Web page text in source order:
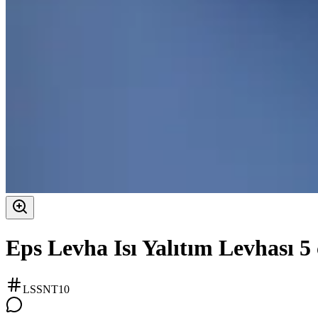
Eps Levha Isı Yalıtım Levhası
LSSNT10